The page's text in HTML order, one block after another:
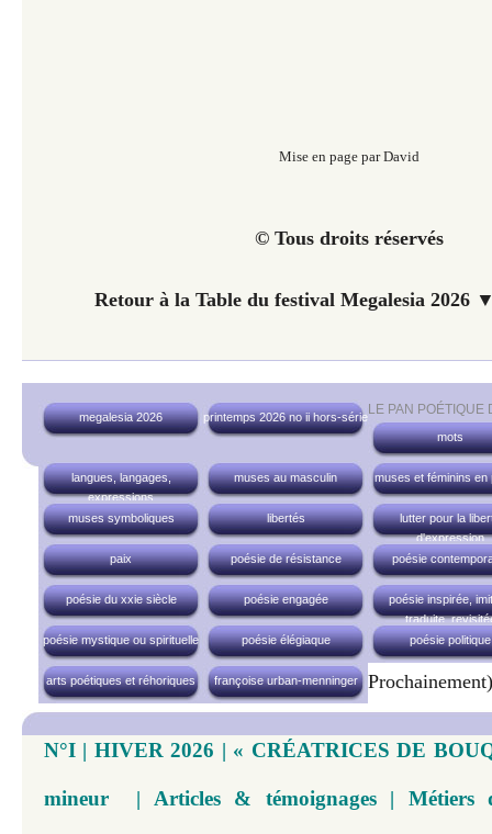
Mise en page par David
© Tous droits réservés
Retour à la Table du festival Megalesia 2026
LE PAN POÉTIQUE
megalesia 2026
printemps 2026 no ii hors-série
mots
langues, langages,
expressions
muses au masculin muses et féminins en
muses symboliques libertés
lutter pour la
d'expression
paix
poésie de résistance poésie
poésie du xxie siècle poésie engagée
poésie inspirée,
traduite,
poésie mystique ou spirituelle
poésie élégiaque poésie politique
arts poétiques et réhoriques françoise urban-menninger Prochainement)
N°I | HIVER 2026 | « CRÉATRICES DE
mineur | Articles & témoignages | Métiers